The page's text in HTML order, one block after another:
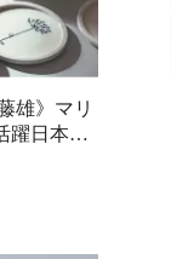
雄》マリ
躍日本で